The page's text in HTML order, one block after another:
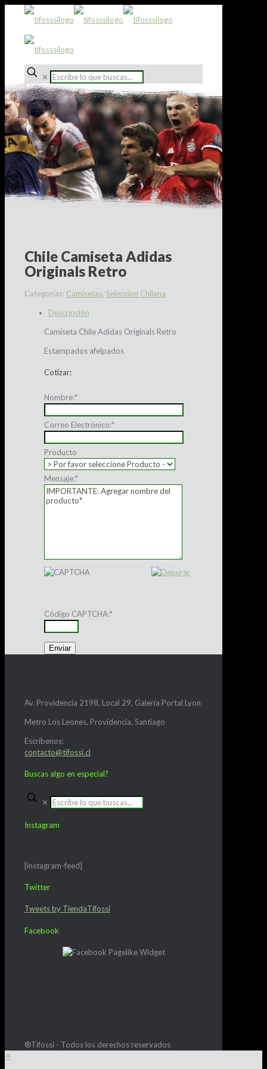
✕
Chile Camiseta Adidas
Originals Retro
Categorías: Camisetas, Seleccion Chilena
Descripción
Camiseta Chile Adidas Originals Retro
Estampados afelpados
Cotizar:
Nombre:*
Correo Electrónico:*
Producto
Mensaje:*
Código CAPTCHA:*
Av. Providencia 2198, Local 29, Galería Portal Lyon
Metro Los Leones, Providencia, Santiago
Escríbenos:
contacto@tifossi.cl
Buscas algo en especial?
✕
Instagram
[instagram-feed]
Twitter
Tweets by TiendaTifossi
Facebook
®Tifossi - Todos los derechos reservados
✕